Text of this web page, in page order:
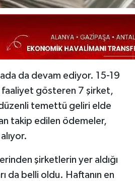
da devam ediyor. 15-19
faaliyet gösteren 7 şirket,
düzenli temettü geliri elde
takip edilen ödemeler,
şirketlerin yer aldığı
da belli oldu. Haftanın en